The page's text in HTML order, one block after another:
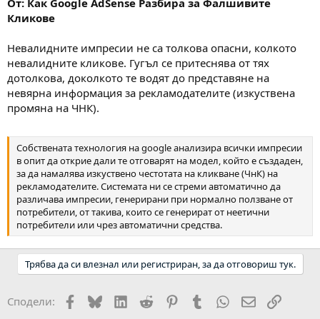
От: Как Google AdSense Разбира за Фалшивите
Кликове
Невалидните импресии не са толкова опасни, колкото
невалидните кликове. Гугъл се притеснява от тях
дотолкова, доколкото те водят до представяне на
невярна информация за рекламодателите (изкуствена
промяна на ЧНК).
Собствената технология на google анализира всички импресии
в опит да открие дали те отговарят на модел, който е създаден,
за да намалява изкуствено честотата на кликване (ЧнК) на
рекламодателите. Системата ни се стреми автоматично да
различава импресии, генерирани при нормално ползване от
потребители, от такива, които се генерират от неетични
потребители или чрез автоматични средства.
Трябва да си влезнал или регистриран, за да отговориш тук.
Сподели: Facebook
BlueskyLinkedIn
Reddit PinterestTumblr WhatsApp
EmailLink